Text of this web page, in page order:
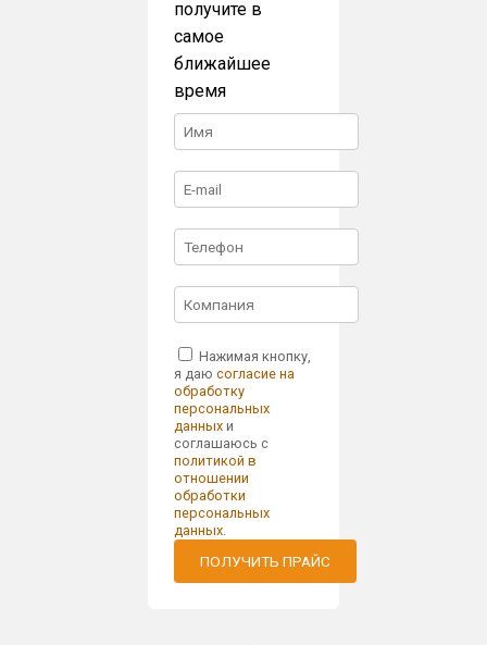
получите в
самое
ближайшее
время
Нажимая кнопку,
я даюсогласие на
обработку
персональных
данных и
соглашаюсь с
политикой в
отношении
обработки
персональных
данных.
ПОЛУЧИТЬ ПРАЙС